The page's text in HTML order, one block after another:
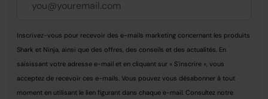
Inscrivez-vous pour recevoir des e-mails marketing concernant les produits
Shark et Ninja, ainsi que des offres, des conseils et des actualités. En
saisissant votre adresse e-mail et en cliquant sur « S'inscrire », vous
acceptez de recevoir ces e-mails. Vous pouvez vous désabonner à tout
moment en utilisant le lien figurant dans chaque e-mail. Consultez notre